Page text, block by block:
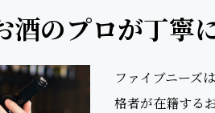
酒のプロが丁寧
ファイブニーズ
格者が在籍する